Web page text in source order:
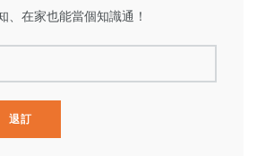
、在家也能當個知識通！
退訂